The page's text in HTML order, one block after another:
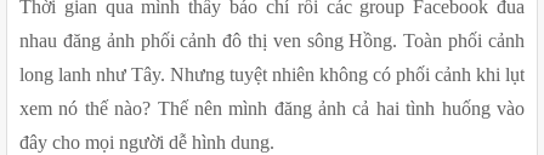
Thời gian qua mình thấy báo chí rồi các group Facebook đua
nhau đăng ảnh phối cảnh đô thị ven sông Hồng. Toàn phối cảnh
long lanh như Tây. Nhưng tuyệt nhiên không có phối cảnh khi lụt
xem nó thế nào? Thế nên mình đăng ảnh cả hai tình huống vào
đây cho mọi người dễ hình dung.